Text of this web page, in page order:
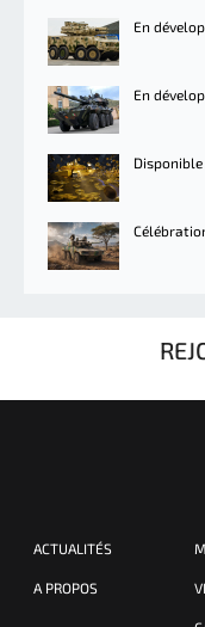
En
En
ACTUALITÉS
A PROPOS